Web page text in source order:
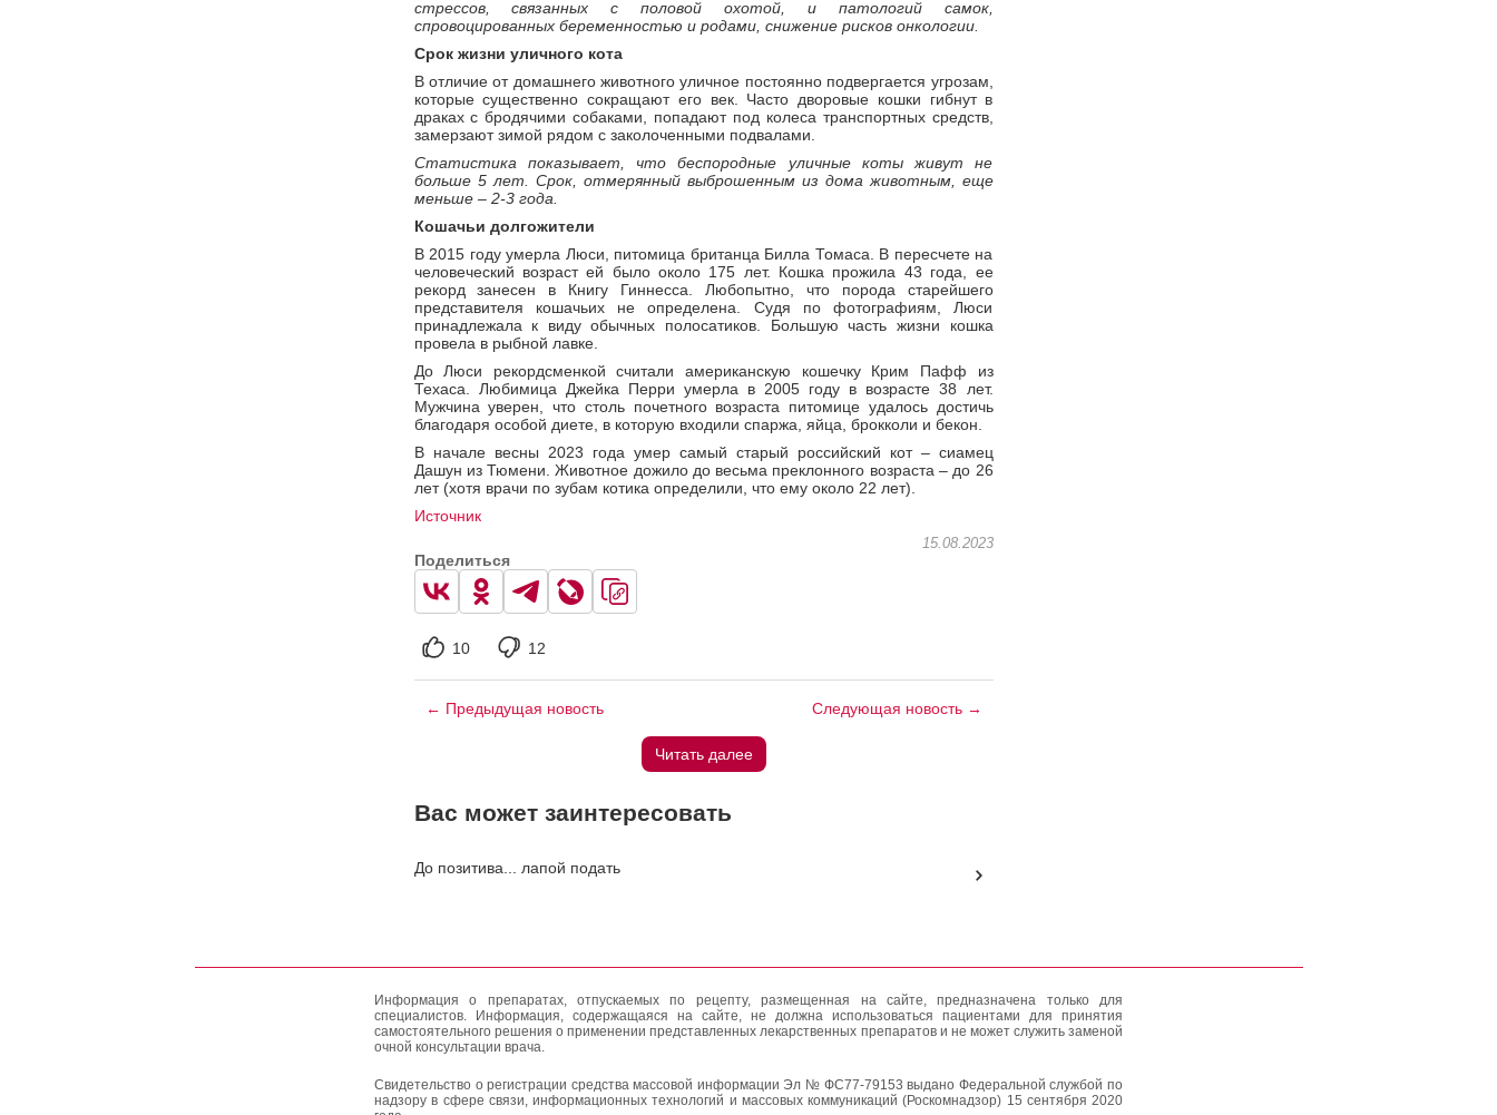
стрессов, связанных с половой охотой, и патологий самок,
спровоцированных беременностью и родами, снижение рисков онкологии.
Срок жизни уличного кота
В отличие от домашнего животного уличное постоянно подвергается угрозам,
которые существенно сокращают его век. Часто дворовые кошки гибнут в
драках с бродячими собаками, попадают под колеса транспортных средств,
замерзают зимой рядом с заколоченными подвалами.
Статистика показывает, что беспородные уличные коты живут не
больше 5 лет. Срок, отмерянный выброшенным из дома животным, еще
меньше – 2-3 года.
Кошачьи долгожители
В 2015 году умерла Люси, питомица британца Билла Томаса. В пересчете на
человеческий возраст ей было около 175 лет. Кошка прожила 43 года, ее
рекорд занесен в Книгу Гиннесса. Любопытно, что порода старейшего
представителя кошачьих не определена. Судя по фотографиям, Люси
принадлежала к виду обычных полосатиков. Большую часть жизни кошка
провела в рыбной лавке.
До Люси рекордсменкой считали американскую кошечку Крим Пафф из
Техаса. Любимица Джейка Перри умерла в 2005 году в возрасте 38 лет.
Мужчина уверен, что столь почетного возраста питомице удалось достичь
благодаря особой диете, в которую входили спаржа, яйца, брокколи и бекон.
В начале весны 2023 года умер самый старый российский кот – сиамец
Дашун из Тюмени. Животное дожило до весьма преклонного возраста – до 26
лет (хотя врачи по зубам котика определили, что ему около 22 лет).
Источник
15.08.2023
Поделиться
10 12
← Предыдущая новость Следующая новость →
Читать далее
Вас может заинтересовать
До позитива... лапой подать
Информация о препаратах, отпускаемых по рецепту, размещенная на сайте, предназначена только для
специалистов. Информация, содержащаяся на сайте, не должна использоваться пациентами для принятия
самостоятельного решения о применении представленных лекарственных препаратов и не может служить заменой
очной консультации врача.
Свидетельство о регистрации средства массовой информации Эл № ФС77-79153 выдано Федеральной службой по
надзору в сфере связи, информационных технологий и массовых коммуникаций (Роскомнадзор) 15 сентября 2020